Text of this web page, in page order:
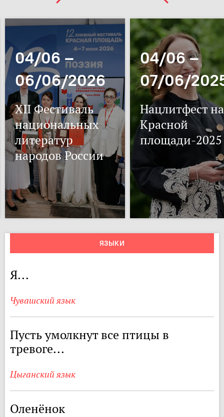
04/06 –
06/06/2026
XII Фестиваль
национальных
литератур
народов России
04/06 –
07/06/
Нацлитфест на
Красной
площади-2025
ЯЗЫКИ
Я...
Чувашский язык
Пусть умолкнут все птицы в
тревоге...
Цыганский язык
Оленёнок